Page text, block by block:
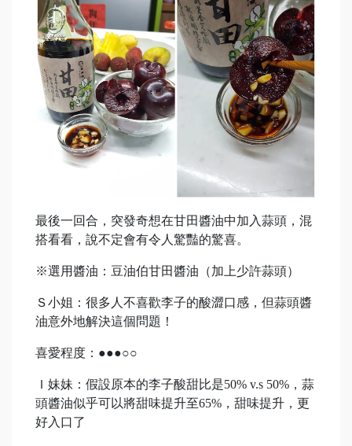
最後一回合，突發奇想在甘田醬油中加入蒜頭，混
搭看看，說不定會有令人驚豔的驚喜。
※選用醬油：豆油伯甘田醬油（加上少許蒜頭）
Ｓ小姐：很多人不喜歡李子的酸澀口感，但蒜頭醬
油意外地解決這個問題！
喜愛程度：●●●○○
Ｉ妹妹：假設原本的李子酸甜比是50% v.s 50%，蒜
頭醬油似乎可以將甜味提升至65%，甜味提升，更
好入口了